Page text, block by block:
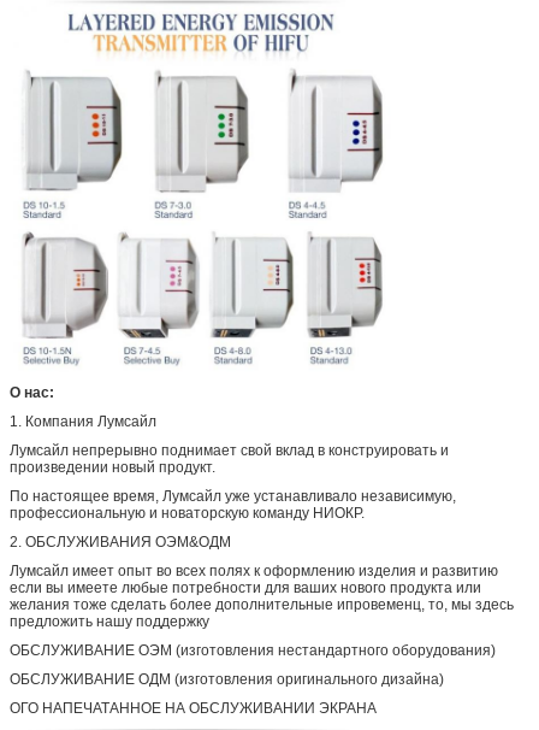
О нас:
1. Компания Лумсайл
Лумсайл непрерывно поднимает свой вклад в конструировать и
произведении новый продукт.
По настоящее время, Лумсайл уже устанавливало независимую,
профессиональную и новаторскую команду НИОКР.
2. ОБСЛУЖИВАНИЯ ОЭМ&ОДМ
Лумсайл имеет опыт во всех полях к оформлению изделия и развитию
если вы имеете любые потребности для ваших нового продукта или
желания тоже сделать более дополнительные ипровеменц, то, мы здесь
предложить нашу поддержку
ОБСЛУЖИВАНИЕ ОЭМ (изготовления нестандартного оборудования)
ОБСЛУЖИВАНИЕ ОДМ (изготовления оригинального дизайна)
ОГО НАПЕЧАТАННОЕ НА ОБСЛУЖИВАНИИ ЭКРАНА